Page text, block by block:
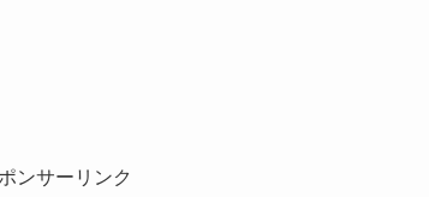
ンサーリンク